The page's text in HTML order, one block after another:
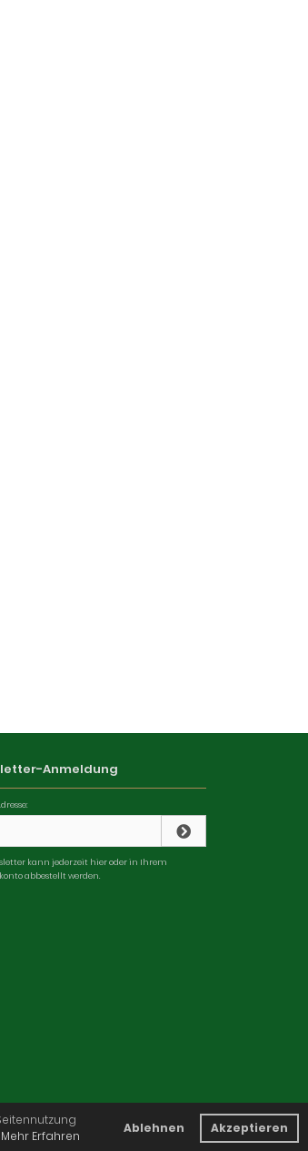
Anmeldung
kann jederzeit hier oder in Ihrem
abbestellt werden.
Mehr Erfahren
Ablehnen Akzeptieren